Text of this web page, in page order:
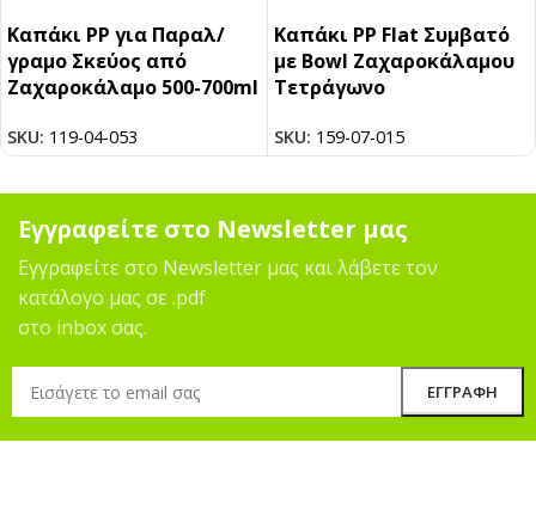
Καπάκι PP για Παραλ/
γραμο Σκεύος από
Ζαχαροκάλαμο 500-700ml
SKU: 119-04-053
Καπάκι PP Flat Συμβατό
με Bowl Ζαχαροκάλαμου
Τετράγωνο
SKU: 159-07-015
Εγγραφείτε στο Newsletter μας
Εγγραφείτε στο Newsletter μας και λάβετε τον
κατάλογο μας σε .pdf
στο inbox σας.